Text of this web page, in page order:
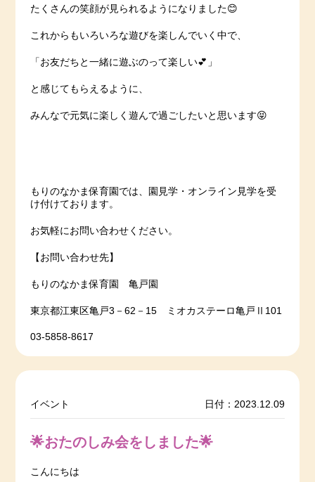
たくさんの笑顔が見られるようになりました😊
これからもいろいろな遊びを楽しんでいく中で、
「お友だちと一緒に遊ぶのって楽しい💕」
と感じてもらえるように、
みんなで元気に楽しく遊んで過ごしたいと思います😝
もりのなかま保育園では、園見学・オンライン見学を受
け付けております。
お気軽にお問い合わせください。
【お問い合わせ先】
もりのなかま保育園 亀戸園
東京都江東区亀戸3－62－15 ミオカステーロ亀戸Ⅱ101
03-5858-8617
イベント 日付：2023.12.09
🌟おたのしみ会をしました🌟
こんにちは